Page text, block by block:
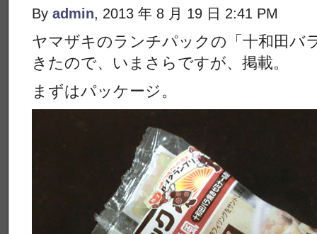
By admin, 2013 年 8 月 19 日 2:41 PM
ヤマザキのランチパックの「十和田バ
きたので、いまさらですが、掲載。
まずはパッケージ。